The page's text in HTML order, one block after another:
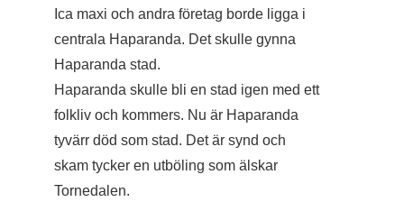
Ica maxi och andra företag borde ligga i
centrala Haparanda. Det skulle gynna
Haparanda stad.
Haparanda skulle bli en stad igen med ett
folkliv och kommers. Nu är Haparanda
tyvärr död som stad. Det är synd och
skam tycker en utböling som älskar
Tornedalen.